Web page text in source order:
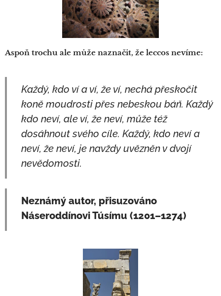
Aspoň trochu ale může naznačit, že leccos nevíme:
Každý, kdo ví a ví, že ví, nechá přeskočit
koně moudrosti přes nebeskou báň. Každý
kdo neví, ale ví, že neví, může též
dosáhnout svého cíle. Každý, kdo neví a
neví, že neví, je navždy uvězněn v dvojí
nevědomosti.
Neznámý autor, přisuzováno
Náseroddínovi Túsímu (1201–1274)